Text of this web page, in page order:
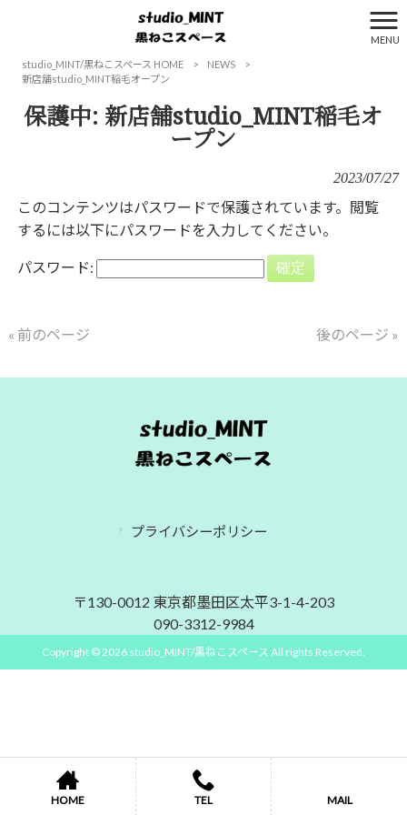
MENU
studio_MINT/黒ねこスペース HOME > NEWS
>
新店舗studio_MINT稲毛オープン
保護中: 新店舗studio_MINT稲毛オ
ープン
2023/07/27
このコンテンツはパスワードで保護されています。閲覧
するには以下にパスワードを入力してください。
パスワード:
« 前のページ 後のページ »
プライバシーポリシー
〒130-0012 東京都墨田区太平3-1-4-203
090-3312-9984
Copyright © 2026 studio_MINT/黒ねこスペース All rights Reserved.
HOME TEL MAIL